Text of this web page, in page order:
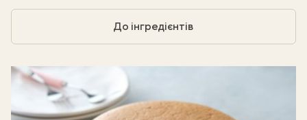
До інгредієнтів